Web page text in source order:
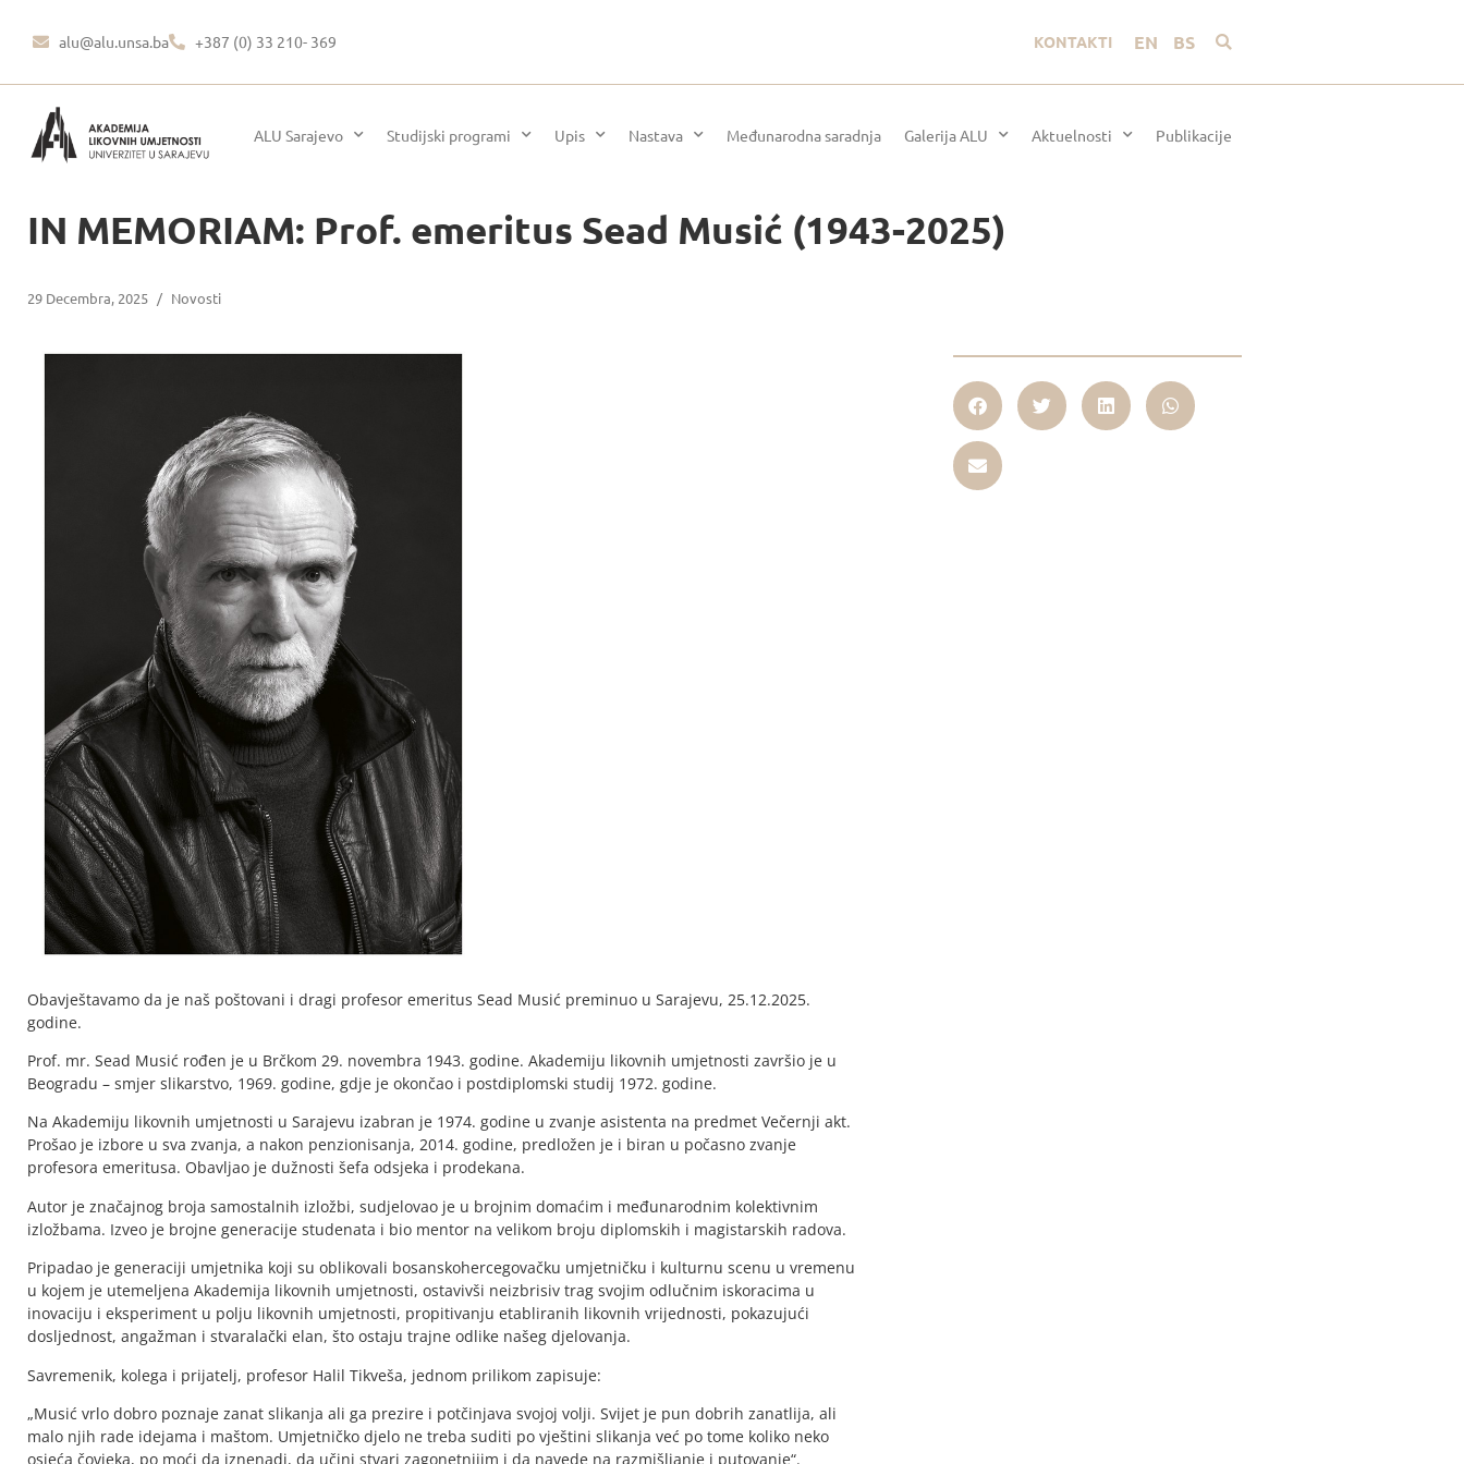
alu@alu.unsa.ba +387 (0) 33 210- 369 KONTAKTI EN BS
ALU Sarajevo Studijski programi Upis Nastava Međunarodna saradnja Galerija ALU Aktuelnosti Publikacije
IN MEMORIAM: Prof. emeritus Sead Musić (1943-2025)
29 Decembra, 2025 / Novosti
Obavještavamo da je naš poštovani i dragi profesor emeritus Sead Musić preminuo u Sarajevu, 25.12.2025.
godine.
Prof. mr. Sead Musić rođen je u Brčkom 29. novembra 1943. godine. Akademiju likovnih umjetnosti završio je u
Beogradu – smjer slikarstvo, 1969. godine, gdje je okončao i postdiplomski studij 1972. godine.
Na Akademiju likovnih umjetnosti u Sarajevu izabran je 1974. godine u zvanje asistenta na predmet Večernji akt.
Prošao je izbore u sva zvanja, a nakon penzionisanja, 2014. godine, predložen je i biran u počasno zvanje
profesora emeritusa. Obavljao je dužnosti šefa odsjeka i prodekana.
Autor je značajnog broja samostalnih izložbi, sudjelovao je u brojnim domaćim i međunarodnim kolektivnim
izložbama. Izveo je brojne generacije studenata i bio mentor na velikom broju diplomskih i magistarskih radova.
Pripadao je generaciji umjetnika koji su oblikovali bosanskohercegovačku umjetničku i kulturnu scenu u vremenu
u kojem je utemeljena Akademija likovnih umjetnosti, ostavivši neizbrisiv trag svojim odlučnim iskoracima u
inovaciju i eksperiment u polju likovnih umjetnosti, propitivanju etabliranih likovnih vrijednosti, pokazujući
dosljednost, angažman i stvaralački elan, što ostaju trajne odlike našeg djelovanja.
Savremenik, kolega i prijatelj, profesor Halil Tikveša, jednom prilikom zapisuje:
„Musić vrlo dobro poznaje zanat slikanja ali ga prezire i potčinjava svojoj volji. Svijet je pun dobrih zanatlija, ali
malo njih rade idejama i maštom. Umjetničko djelo ne treba suditi po vještini slikanja već po tome koliko neko
osjeća čovjeka, po moći da iznenadi, da učini stvari zagonetnijim i da navede na razmišljanje i putovanje“.